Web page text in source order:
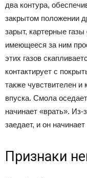
два контура,
закрытом положении
зарыт, картерные
имеющееся за ним
этих газов
контактирует с
также чувствителен и
впуска. Смола
начинает «врать». Из-
заедает, и он
Признаки